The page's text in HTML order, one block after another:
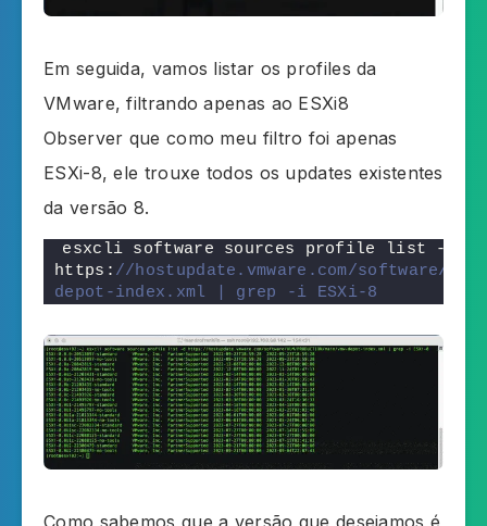
Em seguida, vamos listar os profiles da
VMware, filtrando apenas ao ESXi8
Observer que como meu filtro foi apenas
ESXi-8, ele trouxe todos os updates existentes
da versão 8.
esxcli software sources profile list -d
https: //hostupdate.vmware.com/software/VUM/
depot-index.xml | grep -i ESXi-8
Como sabemos que a versão que desejamos é